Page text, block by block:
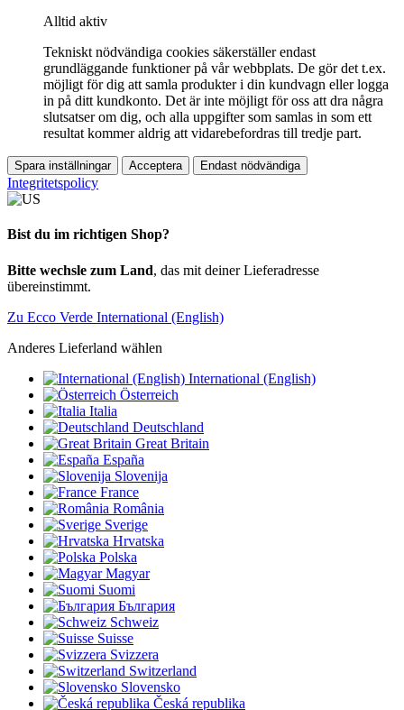
Alltid aktiv
Tekniskt nödvändiga cookies säkerställer endast
grundläggande funktioner på vår webbplats. De gör det t.ex.
möjligt för dig att samla produkter i din kundvagn eller logga
in på ditt kundkonto. Det är inte möjligt för oss att dra några
slutsatser om dig, och alla uppgifter som samlas in som ett
resultat kommer aldrig att vidarebefordras till tredje part.
Spara inställningar Acceptera Endast nödvändiga
Integritetspolicy
Bist du im richtigen Shop?
Bitte wechsle zum Land, das mit deiner Lieferadresse
übereinstimmt.
Zu Ecco Verde International (English)
Anderes Lieferland wählen
International (English)
Österreich
Italia
Deutschland
Great Britain
España
Slovenija
France
România
Sverige
Hrvatska
Polska
Magyar
Suomi
България
Schweiz
Suisse
Svizzera
Switzerland
Slovensko
Česká republika